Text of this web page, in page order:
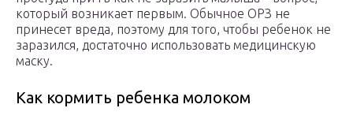
который возникает первым. Обычное ОРЗ не
принесет вреда, поэтому для того, чтобы ребенок не
заразился, достаточно использовать медицинскую
маску.
Как кормить ребенка молоком